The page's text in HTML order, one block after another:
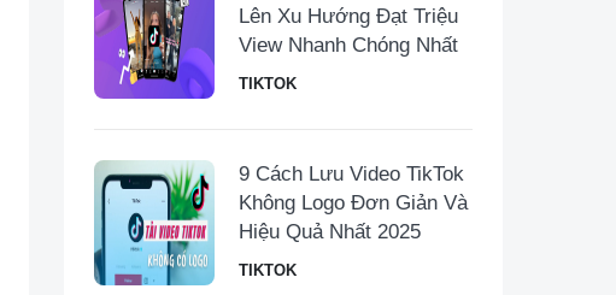
Lên Xu Hướng Đạt Triệu
View Nhanh Chóng Nhất
TIKTOK
9 Cách Lưu Video TikTok
Không Logo Đơn Giản Và
Hiệu Quả Nhất 2025
TIKTOK